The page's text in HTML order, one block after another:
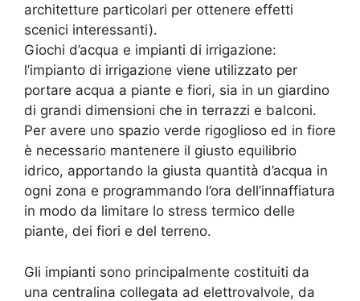
architetture particolari per ottenere effetti
scenici interessanti).
Giochi d’acqua e impianti di irrigazione:
l’impianto di irrigazione viene utilizzato per
portare acqua a piante e fiori, sia in un giardino
di grandi dimensioni che in terrazzi e balconi.
Per avere uno spazio verde rigoglioso ed in fiore
è necessario mantenere il giusto equilibrio
idrico, apportando la giusta quantità d’acqua in
ogni zona e programmando l’ora dell’innaffiatura
in modo da limitare lo stress termico delle
piante, dei fiori e del terreno.
Gli impianti sono principalmente costituiti da
una centralina collegata ad elettrovalvole, da